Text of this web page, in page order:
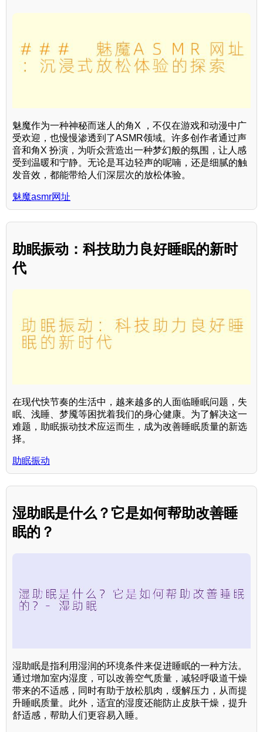
魅魔作为一种神秘而迷人的角X ，不仅在游戏和动漫中广
受欢迎，也慢慢渗透到了ASMR领域。许多创作者通过声
音和角X 扮演，为听众营造出一种梦幻般的氛围，让人感
受到温暖和宁静。无论是耳边轻声的呢喃，还是细腻的触
发音效，都能带给人们深层次的放松体验。
魅魔asmr网址
助眠振动：科技助力良好睡眠的新时
代
在现代快节奏的生活中，越来越多的人面临睡眠问题，失
眠、浅睡、梦魇等困扰着我们的身心健康。为了解决这一
难题，助眠振动技术应运而生，成为改善睡眠质量的新选
择。
助眠振动
湿助眠是什么？它是如何帮助改善睡
眠的？
湿助眠是指利用湿润的环境条件来促进睡眠的一种方法。
通过增加室内湿度，可以改善空气质量，减轻呼吸道干燥
带来的不适感，同时有助于放松肌肉，缓解压力，从而提
升睡眠质量。此外，适宜的湿度还能防止皮肤干燥，提升
舒适感，帮助人们更容易入睡。